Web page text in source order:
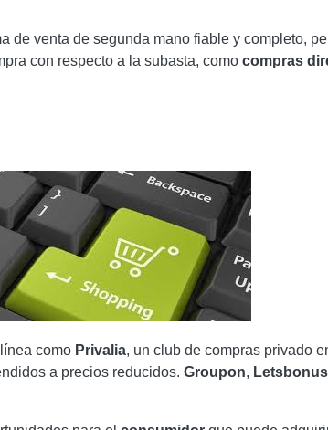
de venta de segunda mano fiable y completo,
con respecto a la subasta, como compras
como Privalia, un club de compras privado
a precios reducidos. Groupon, Letsbonus